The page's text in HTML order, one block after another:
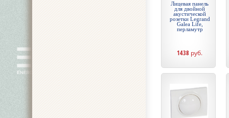
Лицевая панель
для двойной
акустической
розетки Legrand
Galea Life,
перламутр
1438 руб.